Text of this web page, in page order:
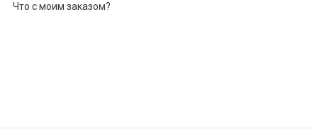
Что с моим заказом?